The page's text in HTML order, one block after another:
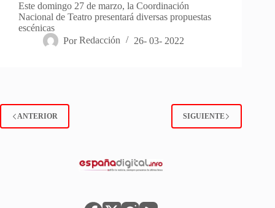
Este domingo 27 de marzo, la Coordinación
Nacional de Teatro presentará diversas propuestas
escénicas
Por Redacción 26- 03- 2022
ANTERIOR SIGUIENTE